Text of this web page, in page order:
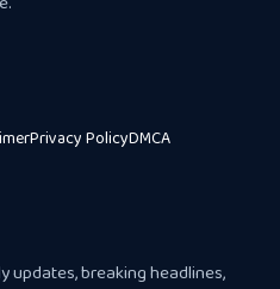
Privacy PolicyDMCA
updates, breaking headlines,